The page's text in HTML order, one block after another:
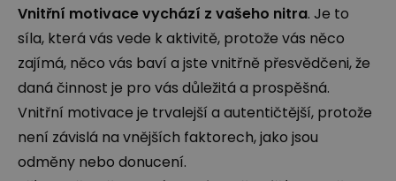
Vnitřní motivace vychází z vašeho nitra. Je to
síla, která vás vede k aktivitě, protože vás něco
zajímá, něco vás baví a jste vnitřně přesvědčeni, že
daná činnost je pro vás důležitá a prospěšná.
Vnitřní motivace je trvalejší a autentičtější, protože
není závislá na vnějších faktorech, jako jsou
odměny nebo donucení.